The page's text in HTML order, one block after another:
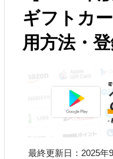
ギフトカ
用方法・
最終更新日：2025年